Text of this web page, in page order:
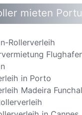
mieten
Rollerverleih
in Porto
Madeira Funchal